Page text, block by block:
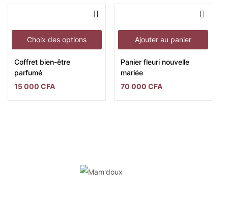
Choix des options
Coffret bien-être
parfumé
15 000 CFA
Ajouter au panier
Panier fleuri nouvelle
mariée
70 000 CFA